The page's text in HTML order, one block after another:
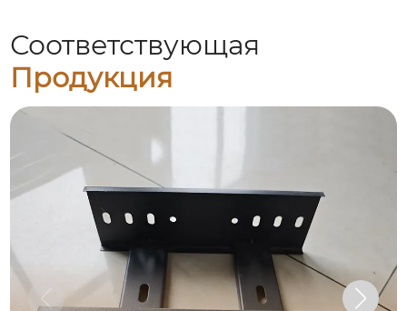
Соответствующая
Продукция